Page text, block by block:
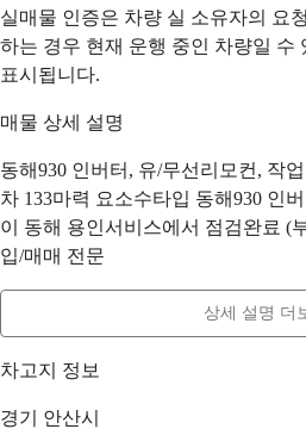
실매물 인증은 차량 실 소유자의 요
하는 경우 현재 운행 중인 차량일 수
표시됩니다.
매물 상세 설명
동해930 인버터, 유/무선리모컨, 작
차 133마력 요소수타입 동해930 인
이 동해 용인서비스에서 점검완료 (
입/매매 전문
상세 설명 더
차고지 정보
경기 안산시